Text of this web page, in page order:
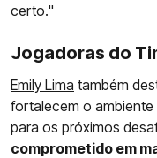
certo."
Jogadoras do
Emily Lima também
fortalecem o
para os próximos
comprometido em